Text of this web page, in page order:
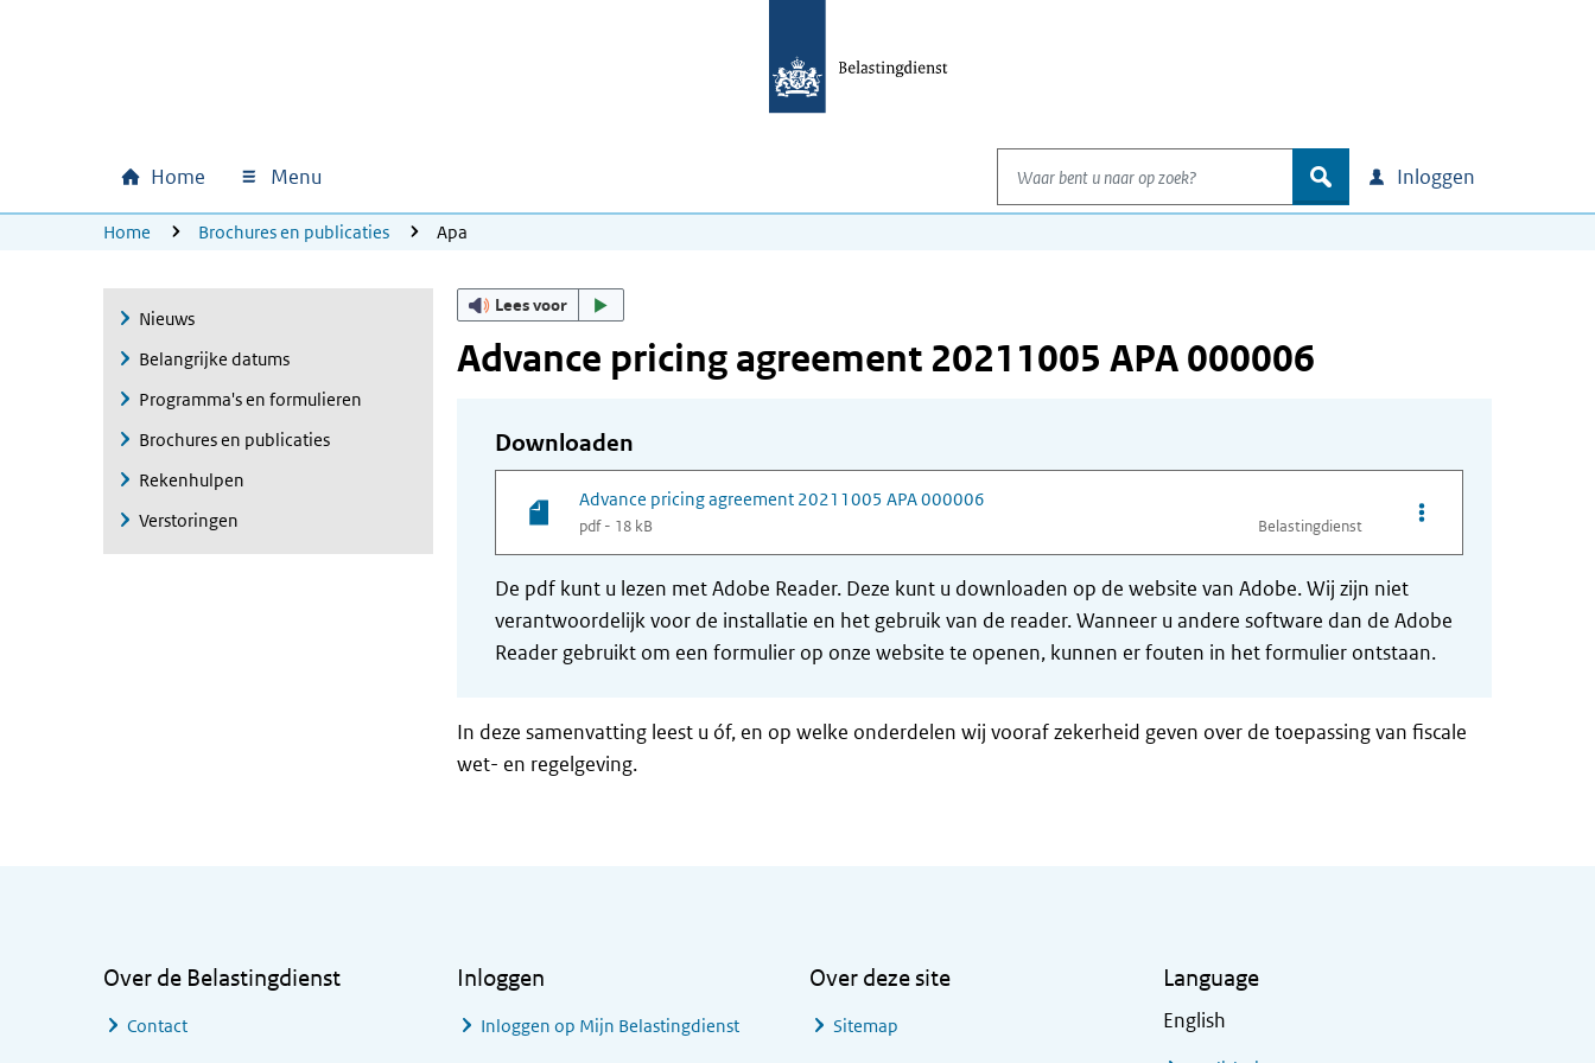
Hoofdnavigatie
Home Menu
Waar bent u naar op zoek?
zoek Inloggen
U bevindt zich hier:
Home Brochures en publicaties Apa
Nieuws
Belangrijke datums
Programma's en formulieren
Brochures en publicaties
Rekenhulpen
Verstoringen
Lees voor
Advance pricing agreement 20211005 APA 000006
Downloaden
Advance pricing agreement 20211005 APA 000006
pdf - 18 kB Belastingdienst
Opties van bestand
De pdf kunt u lezen met Adobe Reader. Deze kunt u downloaden op de website van Adobe. Wij zijn niet
verantwoordelijk voor de installatie en het gebruik van de reader. Wanneer u andere software dan de Adobe
Reader gebruikt om een formulier op onze website te openen, kunnen er fouten in het formulier ontstaan.
In deze samenvatting leest u óf, en op welke onderdelen wij vooraf zekerheid geven over de toepassing van fiscale
wet- en regelgeving.
Over de Belastingdienst
Contact
Inloggen
Inloggen op Mijn Belastingdienst
Over deze site
Sitemap
Language
English